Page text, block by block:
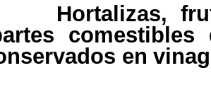
Hortalizas,
comestibles
en